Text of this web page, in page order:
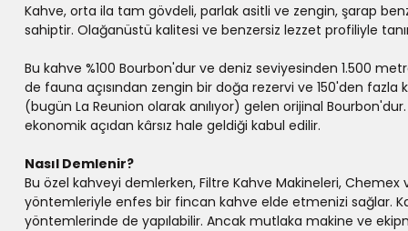
Kahve, orta ila tam gövdeli, parlak asitli ve zengin, şarap
sahiptir. Olağanüstü kalitesi ve benzersiz lezzet profiliyle
Bu kahve %100 Bourbon'dur ve deniz seviyesinden 1.500
de fauna açısından zengin bir doğa rezervi ve 150'den fazla
(bugün La Reunion olarak anılıyor) gelen orijinal
ekonomik açıdan kârsız hale geldiği kabul edilir.
Nasıl Demlenir?
Bu özel kahveyi demlerken, Filtre Kahve Makineleri,
yöntemleriyle enfes bir fincan kahve elde etmenizi sağlar.
yöntemlerinde de yapılabilir. Ancak mutlaka makine ve